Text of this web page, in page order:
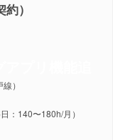
プリ機能追
）
）
：140〜180h/月）